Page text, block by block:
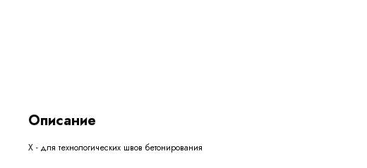
Описание
Х - для технологических швов бетонирования